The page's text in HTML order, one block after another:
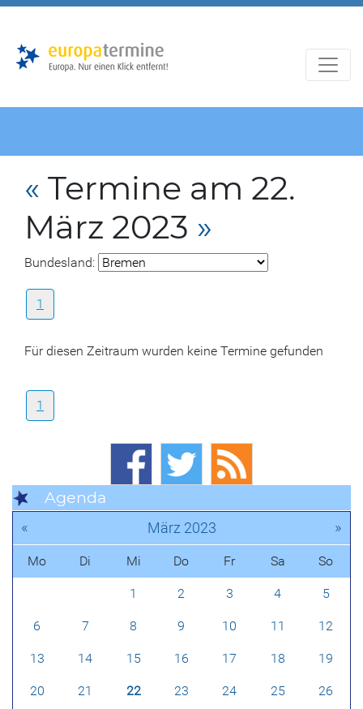
« Termine am 22.
März 2023 »
Bundesland:
1
Für diesen Zeitraum wurden keine Termine gefunden
1
Agenda
« März 2023 »
Mo Di Mi Do Fr Sa So
1 2 3 4 5
6 7 8 9 10 11 12
13 14 15 16 17 18 19
20 21 22 23 24 25 26